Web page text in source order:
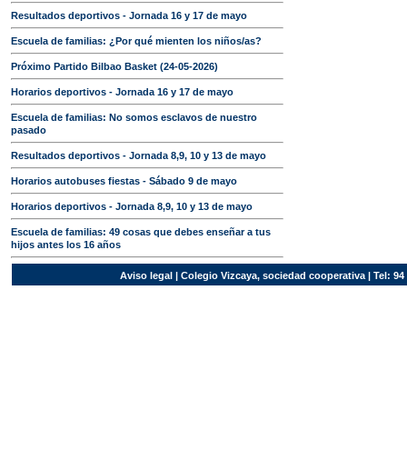
Resultados deportivos - Jornada 16 y 17 de mayo
Escuela de familias: ¿Por qué mienten los niños/as?
Próximo Partido Bilbao Basket (24-05-2026)
Horarios deportivos - Jornada 16 y 17 de mayo
Escuela de familias: No somos esclavos de nuestro
pasado
Resultados deportivos - Jornada 8,9, 10 y 13 de mayo
Horarios autobuses fiestas - Sábado 9 de mayo
Horarios deportivos - Jornada 8,9, 10 y 13 de mayo
Escuela de familias: 49 cosas que debes enseñar a tus
hijos antes los 16 años
Aviso legal| Colegio Vizcaya, sociedad cooperativa | Tel: 94